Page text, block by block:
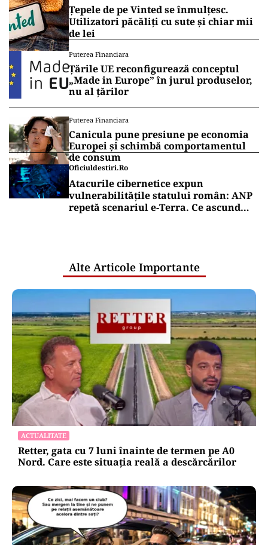
Țepele de pe Vinted se înmulțesc.
Utilizatori păcăliți cu sute și chiar mii
de lei
Puterea Financiara
Țările UE reconfigurează conceptul
„Made in Europe” în jurul produselor,
nu al țărilor
Puterea Financiara
Canicula pune presiune pe economia
Europei și schimbă comportamentul
de consum
Oficiuldestiri.ro
Atacurile cibernetice expun
vulnerabilitățile statului român: ANP
repetă scenariul e‑Terra. Ce ascund
Alte Articole Importante
ACTUALITATE
Retter, gata cu 7 luni înainte de termen pe A0
Nord. Care este situația reală a descărcărilor